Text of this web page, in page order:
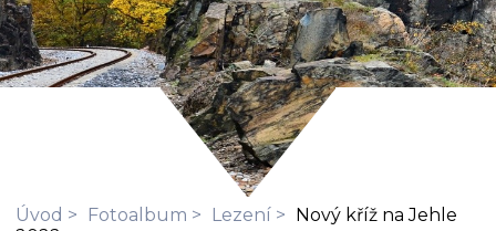
Úvod Fotoalbum Lezení
Nový kříž na Jehle